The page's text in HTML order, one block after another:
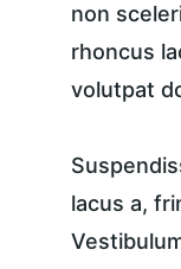
non
rhoncus
volutpat
lacus a,